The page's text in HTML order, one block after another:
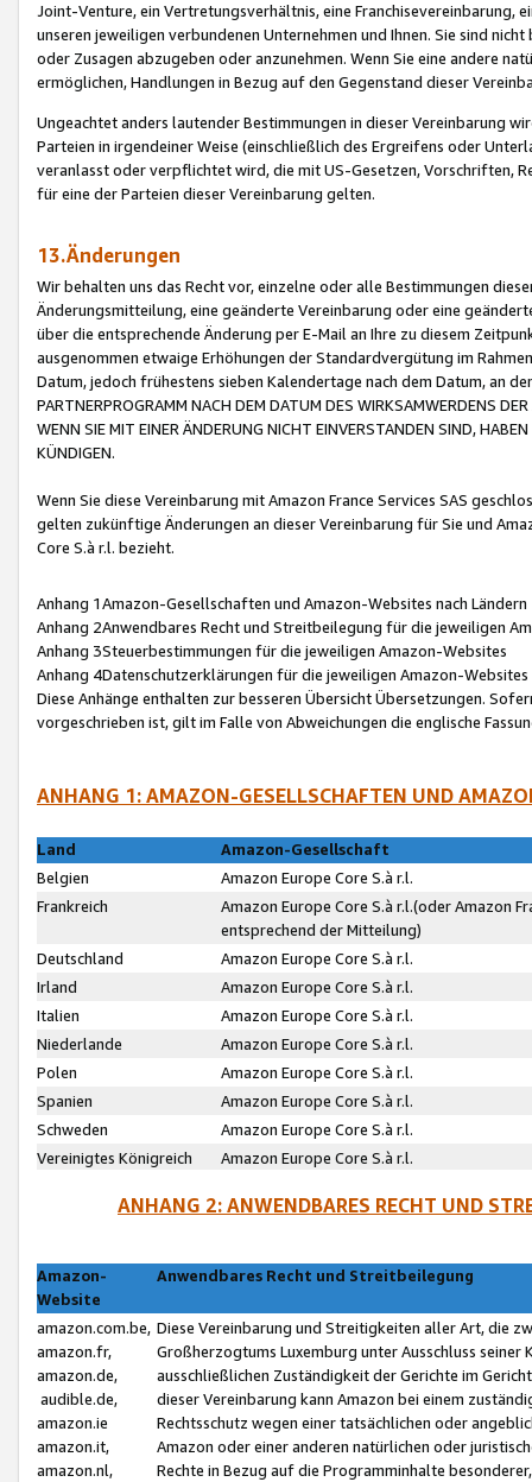
Joint-Venture, ein Vertretungsverhältnis, eine Franchisevereinbarung,
unseren jeweiligen verbundenen Unternehmen und Ihnen. Sie sind
oder Zusagen abzugeben oder anzunehmen. Wenn Sie eine andere
ermöglichen, Handlungen in Bezug auf den Gegenstand dieser
Ungeachtet anders lautender Bestimmungen in dieser Vereinbarung
Parteien in irgendeiner Weise (einschließlich des Ergreifens oder
veranlasst oder verpflichtet wird, die mit US-Gesetzen, Vorschriften,
für eine der Parteien dieser Vereinbarung gelten.
13.Änderungen
Wir behalten uns das Recht vor, einzelne oder alle Bestimmungen
Änderungsmitteilung, eine geänderte Vereinbarung oder eine
über die entsprechende Änderung per E-Mail an Ihre zu diesem
ausgenommen etwaige Erhöhungen der Standardvergütung im
Datum, jedoch frühestens sieben Kalendertage nach dem Datum, an
PARTNERPROGRAMM NACH DEM DATUM DES WIRKSAMWERDENS
WENN SIE MIT EINER ÄNDERUNG NICHT EINVERSTANDEN SIND,
KÜNDIGEN.
Wenn Sie diese Vereinbarung mit Amazon France Services SAS
gelten zukünftige Änderungen an dieser Vereinbarung für Sie und
Core S.à r.l. bezieht.
Anhang 1Amazon-Gesellschaften und Amazon-Websites nach Ländern
Anhang 2Anwendbares Recht und Streitbeilegung für die jeweiligen
Anhang 3Steuerbestimmungen für die jeweiligen Amazon-Websites
Anhang 4Datenschutzerklärungen für die jeweiligen Amazon-Websites
Diese Anhänge enthalten zur besseren Übersicht Übersetzungen.
vorgeschrieben ist, gilt im Falle von Abweichungen die englische
ANHANG 1: AMAZON-GESELLSCHAFTEN UND
Land
Amazon-Gesellschaft
Belgien
Amazon Europe Core S.à r.l.
Frankreich
Amazon Europe Core S.à r.l.(oder Amazon
entsprechend der Mitteilung)
Deutschland
Amazon Europe Core S.à r.l.
Irland
Amazon Europe Core S.à r.l.
Italien
Amazon Europe Core S.à r.l.
Niederlande
Amazon Europe Core S.à r.l.
Polen
Amazon Europe Core S.à r.l.
Spanien
Amazon Europe Core S.à r.l.
Schweden
Amazon Europe Core S.à r.l.
Vereinigtes Königreich
Amazon Europe Core S.à r.l.
ANHANG 2: ANWENDBARES RECHT UND
Amazon-
Website
Anwendbares Recht und Streitbeilegung
amazon.com.be,
amazon.fr,
amazon.de,
audible.de,
amazon.ie
amazon.it,
amazon.nl,
Diese Vereinbarung und Streitigkeiten aller Art, die
Großherzogtums Luxemburg unter Ausschluss
ausschließlichen Zuständigkeit der Gerichte im
dieser Vereinbarung kann Amazon bei einem
Rechtsschutz wegen einer tatsächlichen oder
Amazon oder einer anderen natürlichen oder
Rechte in Bezug auf die Programminhalte